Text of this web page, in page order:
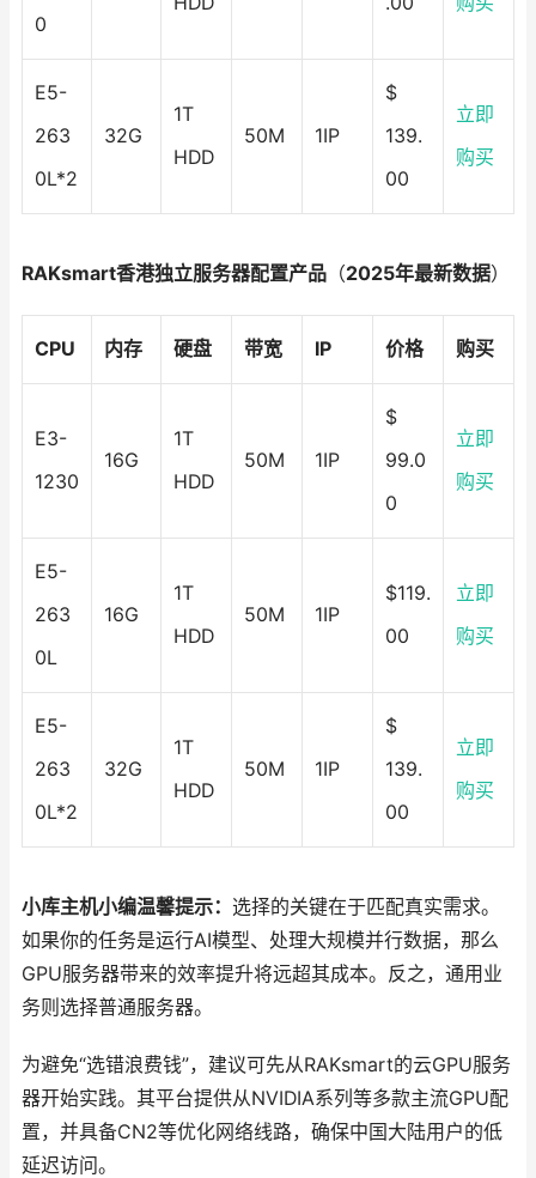
0
E5-
263
0L*2
32G
1T
HDD
50M 1IP
$
139.
00
立即
购买
RAKsmart香港独立服务器配置产品 （2025年最新数据）
CPU 内存 硬盘 带宽 IP 价格 购买
E3-
1230
16G
1T
HDD
50M 1IP
$
99.0
0
立即
购买
E5-
263
0L
16G
1T
HDD
50M 1IP
$119.
00
立即
购买
E5-
263
0L*2
32G
1T
HDD
50M 1IP
$
139.
00
立即
购买
小库主机小编温馨提示： 选择的关键在于匹配真实需求。
如果你的任务是运行AI模型、处理大规模并行数据，那么
GPU服务器带来的效率提升将远超其成本。反之，通用业
务则选择普通服务器。
为避免“选错浪费钱”，建议可先从RAKsmart的云GPU服务
器开始实践。其平台提供从NVIDIA系列等多款主流GPU配
置，并具备CN2等优化网络线路，确保中国大陆用户的低
延迟访问。